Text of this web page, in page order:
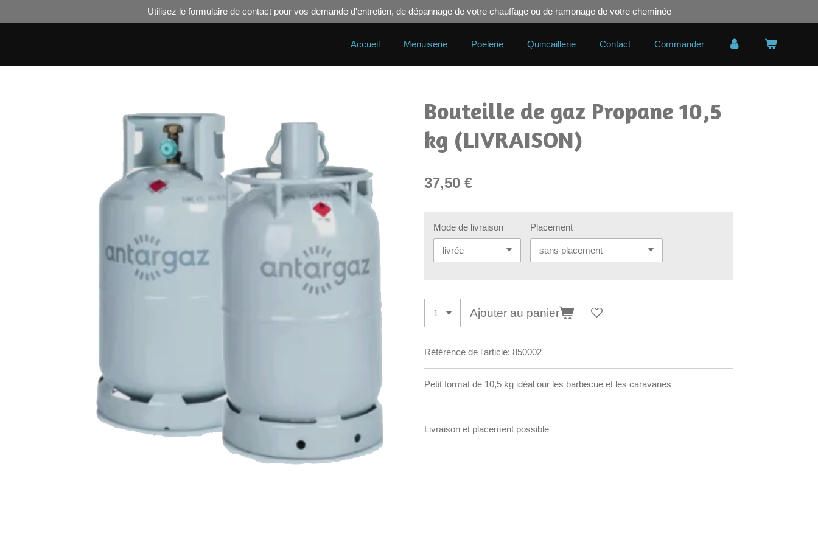
au
Utilisez le formulaire de contact pour vos demande d'entretien, de dépannage de votre chauffage ou de ramonage de votre cheminée
Accueil Menuiserie Poelerie Quincaillerie Contact Commander
Bouteille de gaz Propane 10,5
kg (LIVRAISON)
37,50 €
Mode de livraison Placement
Ajouter au panier
Référence de l'article: 850002
Petit format de 10,5 kg idéal our les barbecue et les caravanes
Livraison et placement possible